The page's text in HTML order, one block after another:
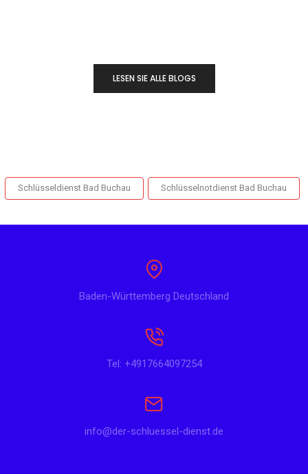
LESEN SIE ALLE BLOGS
Schlüsseldienst Bad Buchau Schlüsselnotdienst Bad Buchau
Baden-Württemberg Deutschland
Tel: +4917664097254
info@der-schluessel-dienst.de